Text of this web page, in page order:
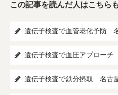
この記事を読んだ人はこちら
遺伝子検査で血管老化予防
遺伝子検査で血圧アプロー
遺伝子検査で鉄分摂取 名古